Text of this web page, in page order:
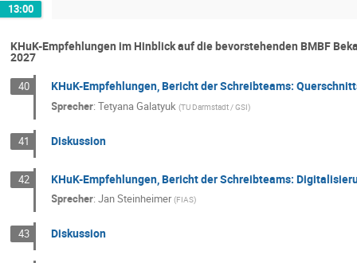
13:00
KHuK-Empfehlungen im Hinblick auf die bevorstehenden BMBF
2027
40 KHuK-Empfehlungen, Bericht der Schreibteams:
Sprecher:Tetyana Galatyuk (TU Darmstadt / GSI)
41 Diskussion
42 KHuK-Empfehlungen, Bericht der Schreibteams:
Sprecher:Jan Steinheimer (FIAS)
43 Diskussion